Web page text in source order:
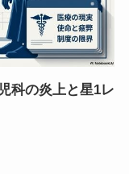
科の炎上と星1レ